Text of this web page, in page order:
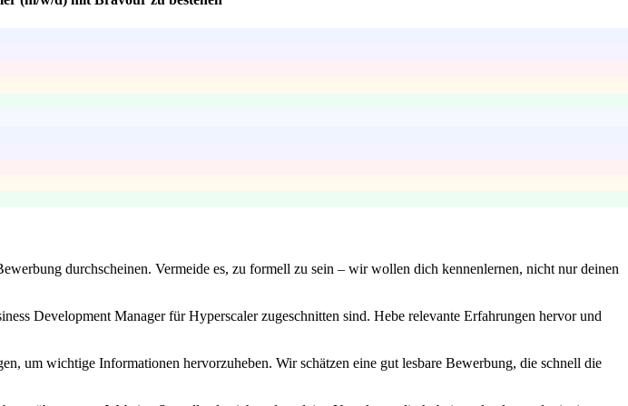
durchscheinen. Vermeide es, zu formell zu sein – wir wollen dich kennenlernen, nicht nur deinen
Development Manager für Hyperscaler zugeschnitten sind. Hebe relevante Erfahrungen hervor und
um wichtige Informationen hervorzuheben. Wir schätzen eine gut lesbare Bewerbung, die schnell die